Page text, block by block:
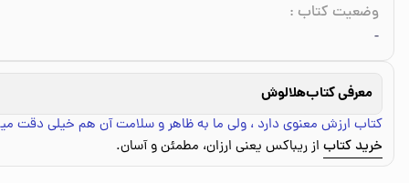
وضعیت کتاب :
-
معرفی کتابهلالوش
کتاب ارزش معنوی دارد ، ولی ما به ظاهر و سلامت آن هم خیلی دقت
خرید کتاب از ریباکس یعنی ارزان، مطمئن و آسان.